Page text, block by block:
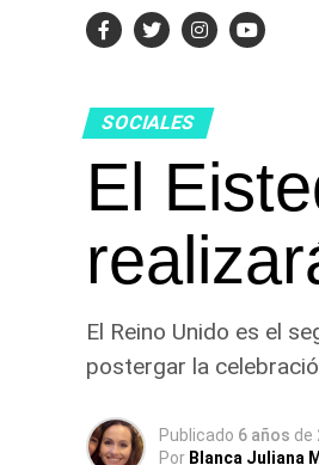
SOCIALES
El
El Reino Unido es el
postergar la
Publicado 6 años de
Por Blanca Juliana